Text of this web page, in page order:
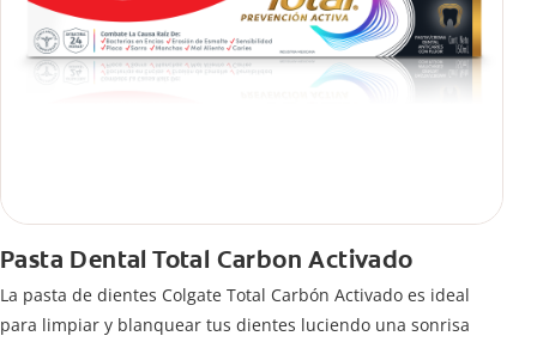
Pasta Dental Total Carbon Activado
La pasta de dientes Colgate Total Carbón Activado es ideal
para limpiar y blanquear tus dientes luciendo una sonrisa